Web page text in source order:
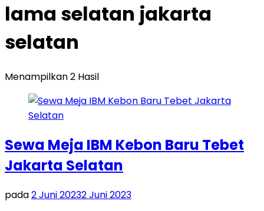
lama selatan jakarta
selatan
Menampilkan 2 Hasil
Sewa Meja IBM Kebon Baru Tebet
Jakarta Selatan
pada2 Juni 20232 Juni 2023